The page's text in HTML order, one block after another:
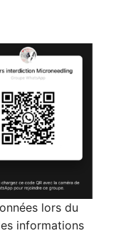
lors du
informations